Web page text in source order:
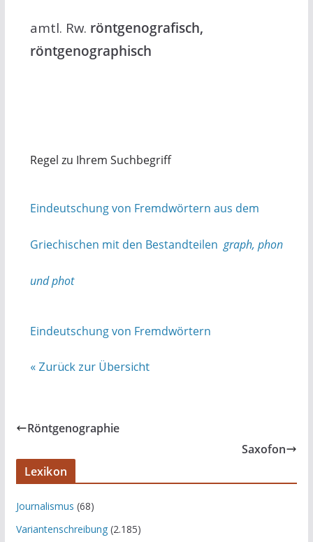
amtl. Rw. röntgenografisch,
röntgenographisch
Regel zu Ihrem Suchbegriff
Eindeutschung von Fremdwörtern aus dem
Griechischen mit den Bestandteilen graph, phon
und phot
Eindeutschung von Fremdwörtern
« Zurück zur Übersicht
Röntgenographie
Saxofon
Lexikon
Journalismus (68)
Variantenschreibung(2.185)